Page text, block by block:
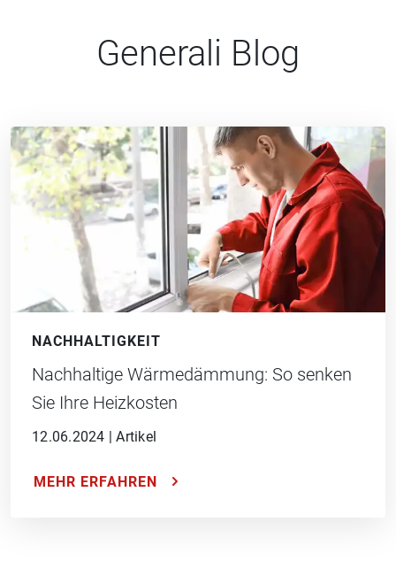
Generali Blog
NACHHALTIGKEIT
Nachhaltige Wärmedämmung: So senken
Sie Ihre Heizkosten
12.06.2024 |Artikel
MEHR ERFAHREN